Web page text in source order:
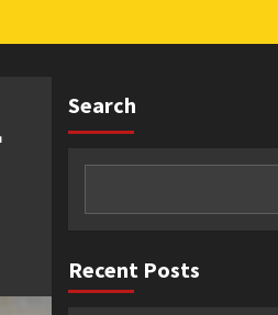
Search
Recent Posts